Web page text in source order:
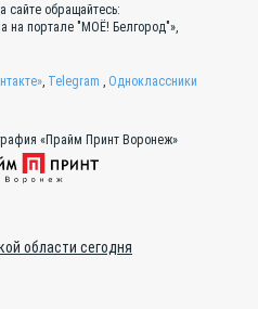
обращайтесь:
на портале "МОЁ! Белгород"»,
, Telegram , Одноклассники
«Прайм Принт Воронеж»
области сегодня